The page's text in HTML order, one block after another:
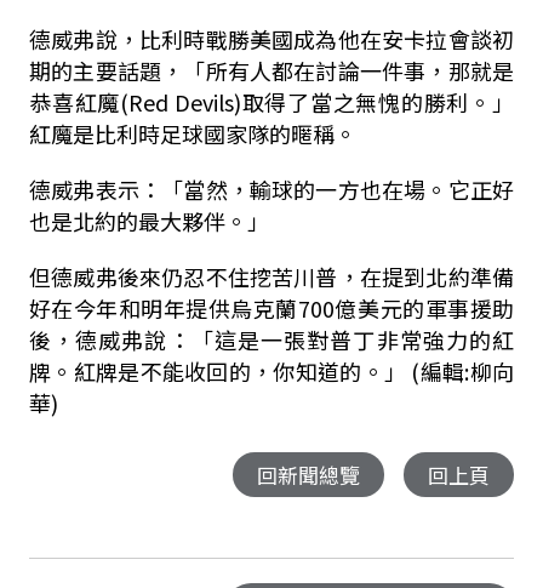
德威弗說，比利時戰勝美國成為他在安卡拉會談初
期的主要話題，「所有人都在討論一件事，那就是
恭喜紅魔(Red Devils)取得了當之無愧的勝利。」
紅魔是比利時足球國家隊的暱稱。
德威弗表示：「當然，輸球的一方也在場。它正好
也是北約的最大夥伴。」
但德威弗後來仍忍不住挖苦川普，在提到北約準備
好在今年和明年提供烏克蘭700億美元的軍事援助
後，德威弗說：「這是一張對普丁非常強力的紅
牌。紅牌是不能收回的，你知道的。」 (編輯:柳向
華)
回新聞總覽 回上頁